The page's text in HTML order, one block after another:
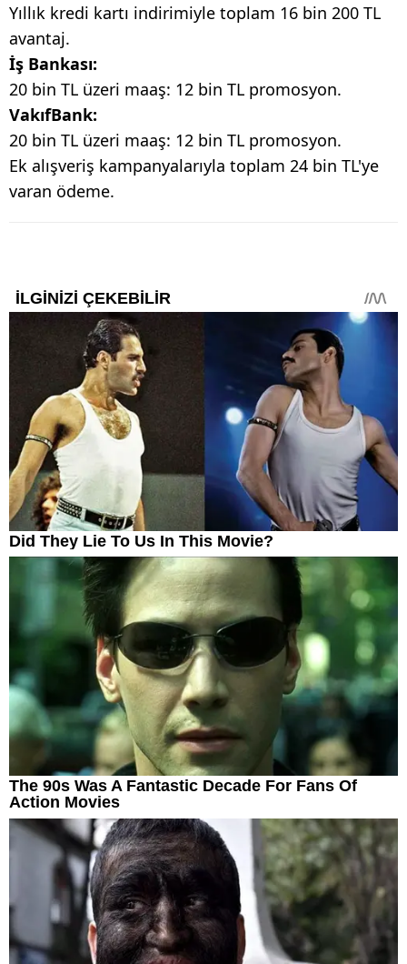
Yıllık kredi kartı indirimiyle toplam 16 bin 200 TL
avantaj.
İş Bankası:
20 bin TL üzeri maaş: 12 bin TL promosyon.
VakıfBank:
20 bin TL üzeri maaş: 12 bin TL promosyon.
Ek alışveriş kampanyalarıyla toplam 24 bin TL'ye
varan ödeme.